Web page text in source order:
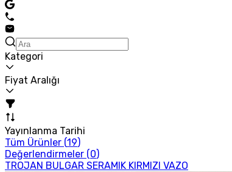
Kategori
Fiyat Aralığı
Yayınlanma Tarihi
Tüm Ürünler (19)
Değerlendirmeler (0)
TROJAN BULGAR SERAMIK KIRMIZI VAZO